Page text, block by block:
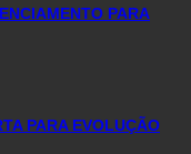
PARA
PARA EVOLUÇÃO